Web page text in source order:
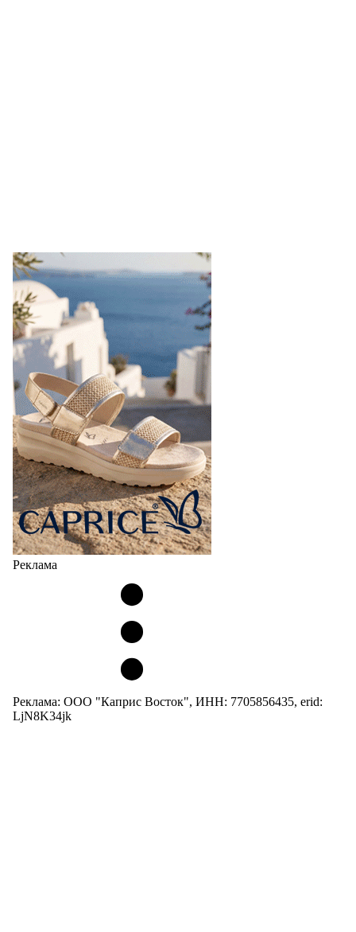
Реклама
Реклама: ООО "Каприс Восток", ИНН: 7705856435, erid:
LjN8K34jk